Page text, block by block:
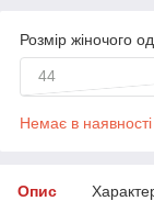
Розмір жіночого
44
Немає в наявності
Опис